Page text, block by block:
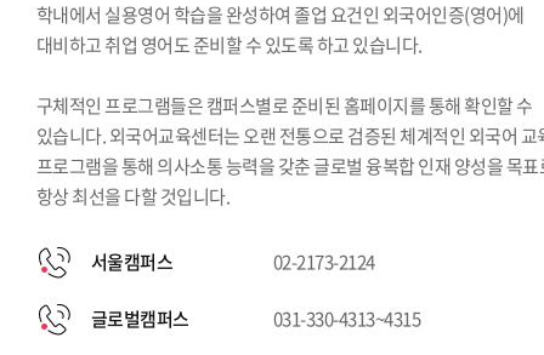
학내에서 실용영어 학습을 완성하여 졸업 요건인 외국어인증(영어)에
대비하고 취업 영어도 준비할 수 있도록 하고 있습니다.
구체적인 프로그램들은 캠퍼스별로 준비된 홈페이지를 통해 확인할 수
있습니다. 외국어교육센터는 오랜 전통으로 검증된 체계적인 외국어 교
프로그램을 통해 의사소통 능력을 갖춘 글로벌 융복합 인재 양성을 목
항상 최선을 다할 것입니다.
서울캠퍼스 02-2173-2124
글로벌캠퍼스 031-330-4313~4315